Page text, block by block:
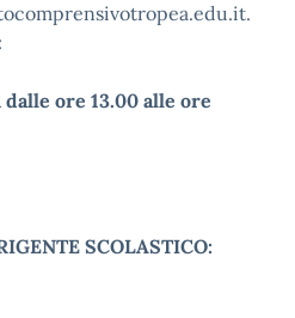
ore 13.00 alle ore
SCOLASTICO: